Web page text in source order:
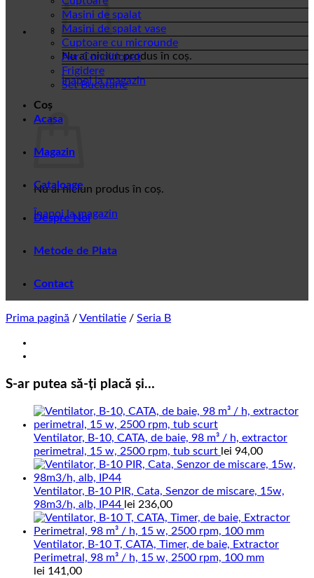
Nu ai niciun produs în coș.
Înapoi la magazin
Coș
Nu ai niciun produs în coș.
Înapoi la magazin
Masini de spalat
Masini de spalat vase
Cuptoare cu microunde
Aer Conditionat
Frigidere
Set Bucatarie
Acasa
Magazin
Cataloage
Despre Noi
Metode de Plata
Contact
Prima pagină /Ventilatie / Seria B
S-ar putea să-ți placă și…
Ventilator, B-10, CATA, de baie, 98 m³ / h, extractor
perimetral, 15 w, 2500 rpm, tub scurt lei 94,00
Ventilator, B-10 PIR, Cata, Senzor de miscare, 15w,
98m3/h, alb, IP44 lei 236,00
Ventilator, B-10 T, CATA, Timer, de baie, Extractor
Perimetral, 98 m³ / h, 15 w, 2500 rpm, 100 mm
lei 141,00